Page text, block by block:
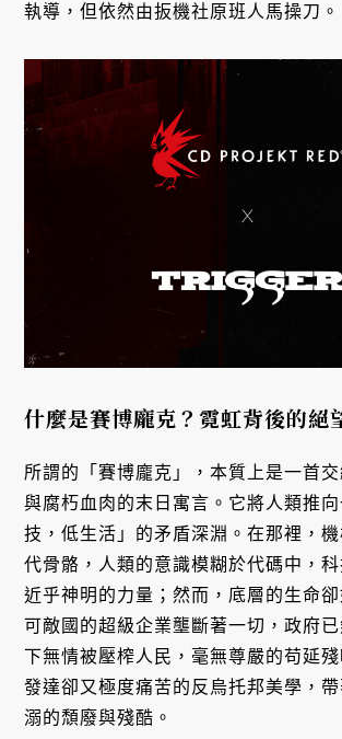
執導，但依然由扳機社原班人馬操刀。
什麼是賽博龐克？霓虹背後的絕
所謂的「賽博龐克」，本質上是一首
與腐朽血肉的末日寓言。它將人類推
技，低生活」的矛盾深淵。在那裡，
代骨骼，人類的意識模糊於代碼中，
近乎神明的力量；然而，底層的生命
可敵國的超級企業壟斷著一切，政府已
下無情被壓榨人民，毫無尊嚴的苟延
發達卻又極度痛苦的反烏托邦美學，
溺的頹廢與殘酷。